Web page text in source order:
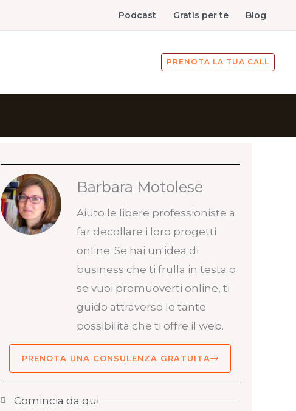
Podcast Gratis per te Blog
PRENOTA LA TUA CALL
Barbara Motolese
Aiuto le libere professioniste a
far decollare i loro progetti
online. Se hai un'idea di
business che ti frulla in testa o
se vuoi promuoverti online, ti
guido attraverso le tante
possibilità che ti offre il web.
PRENOTA UNA CONSULENZA GRATUITA
Comincia da qui